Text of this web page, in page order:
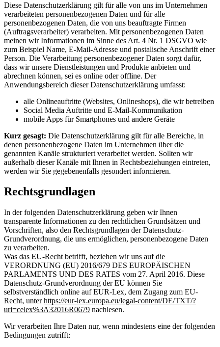
Diese Datenschutzerklärung gilt für alle von uns im Unternehmen
verarbeiteten personenbezogenen Daten und für alle
personenbezogenen Daten, die von uns beauftragte Firmen
(Auftragsverarbeiter) verarbeiten. Mit personenbezogenen Daten
meinen wir Informationen im Sinne des Art. 4 Nr. 1 DSGVO wie
zum Beispiel Name, E-Mail-Adresse und postalische Anschrift einer
Person. Die Verarbeitung personenbezogener Daten sorgt dafür,
dass wir unsere Dienstleistungen und Produkte anbieten und
abrechnen können, sei es online oder offline. Der
Anwendungsbereich dieser Datenschutzerklärung umfasst:
alle Onlineauftritte (Websites, Onlineshops), die wir betreiben
Social Media Auftritte und E-Mail-Kommunikation
mobile Apps für Smartphones und andere Geräte
Kurz gesagt: Die Datenschutzerklärung gilt für alle Bereiche, in
denen personenbezogene Daten im Unternehmen über die
genannten Kanäle strukturiert verarbeitet werden. Sollten wir
außerhalb dieser Kanäle mit Ihnen in Rechtsbeziehungen eintreten,
werden wir Sie gegebenenfalls gesondert informieren.
Rechtsgrundlagen
In der folgenden Datenschutzerklärung geben wir Ihnen
transparente Informationen zu den rechtlichen Grundsätzen und
Vorschriften, also den Rechtsgrundlagen der Datenschutz-
Grundverordnung, die uns ermöglichen, personenbezogene Daten
zu verarbeiten.
Was das EU-Recht betrifft, beziehen wir uns auf die
VERORDNUNG (EU) 2016/679 DES EUROPÄISCHEN
PARLAMENTS UND DES RATES vom 27. April 2016. Diese
Datenschutz-Grundverordnung der EU können Sie
selbstverständlich online auf EUR-Lex, dem Zugang zum EU-
Recht, unterhttps://eur-lex.europa.eu/legal-content/DE/TXT/?
uri=celex%3A32016R0679 nachlesen.
Wir verarbeiten Ihre Daten nur, wenn mindestens eine der folgenden
Bedingungen zutrifft: